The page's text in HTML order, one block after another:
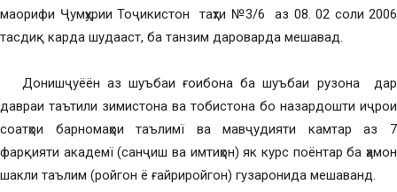
маорифи Ҷумҳурии Тоҷикистон таҳти №3/6 аз 08. 02 соли 2006
тасдиқ карда шудааст, ба танзим дароварда мешавад.
Донишҷуёён аз шуъбаи ғоибона ба шуъбаи рузона дар
давраи таътили зимистона ва тобистона бо назардошти иҷрои
соатҳои барномаҳои таълимї ва мавҷудияти камтар аз 7
фарқияти академї (санҷиш ва имтиҳон) як курс поёнтар ба ҳамон
шакли таълим (ройгон ё ғайриройгон) гузаронида мешаванд.